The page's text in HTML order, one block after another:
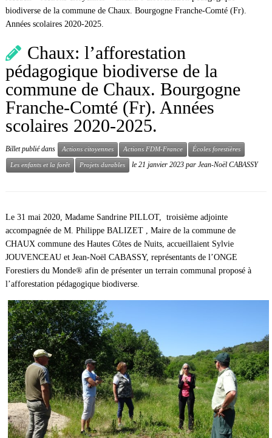
biodiverse de la commune de Chaux. Bourgogne Franche-Comté (Fr).
Années scolaires 2020-2025.
Chaux: l’afforestation
pédagogique biodiverse de la
commune de Chaux. Bourgogne
Franche-Comté (Fr). Années
scolaires 2020-2025.
Billet publié dans Actions citoyennes Actions FDM-France Écoles forestières
Les enfants et la forêt Projets durables le 21 janvier 2023 par Jean-Noël CABASSY
Le 31 mai 2020, Madame Sandrine PILLOT, troisième adjointe
accompagnée de M. Philippe BALIZET , Maire de la commune de
CHAUX commune des Hautes Côtes de Nuits, accueillaient Sylvie
JOUVENCEAU et Jean-Noël CABASSY, représentants de l’ONGE
Forestiers du Monde® afin de présenter un terrain communal proposé à
l’afforestation pédagogique biodiverse.